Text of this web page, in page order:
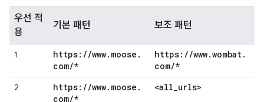
우선 적
용
기본 패턴 보조 패턴
1 https: //www. moose .
com/*
https: //www.wombat.
com/*
2 https: //www. moose .
com/*
<all_urls>